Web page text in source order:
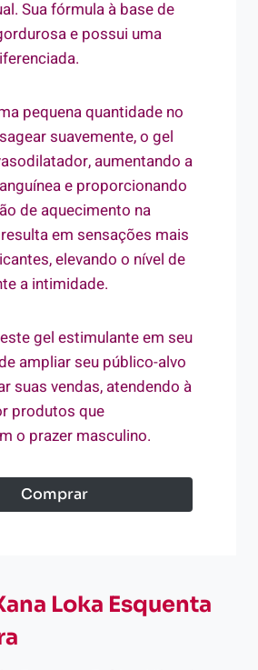
Sua fórmula à base de
e possui uma
pequena quantidade no
suavemente, o gel
aumentando a
e proporcionando
de aquecimento na
em sensações mais
elevando o nível de
a intimidade.
gel estimulante em seu
ampliar seu público-alvo
suas vendas, atendendo à
produtos que
o prazer masculino.
Comprar
Loka Esquenta